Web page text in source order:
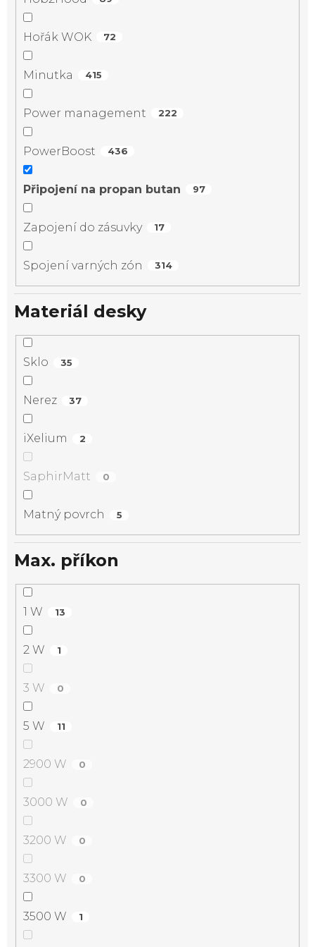
Hořák WOK 72
Minutka 415
Power management 222
PowerBoost 436
Připojení na propan butan 97
Zapojení do zásuvky 17
Spojení varných zón 314
Materiál desky
Sklo 35
Nerez 37
iXelium 2
SaphirMatt 0
Matný povrch 5
Max. příkon
1 W 13
2 W 1
3 W 0
5 W 11
2900 W 0
3000 W 0
3200 W 0
3300 W 0
3500 W 1